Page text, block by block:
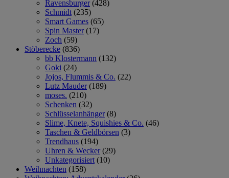
Ravensburger (428)
Schmidt (235)
Smart Games (65)
Spin Master (17)
Zoch (59)
Stöberecke (836)
bb Klostermann (132)
Goki (24)
Jojos, Flummis & Co. (22)
Lutz Mauder (189)
moses. (210)
Schenken (32)
Schlüsselanhänger (8)
Slime, Knete, Squishies & Co. (46)
Taschen & Geldbörsen (3)
Trendhaus (194)
Uhren & Wecker (29)
Unkategorisiert (10)
Weihnachten (158)